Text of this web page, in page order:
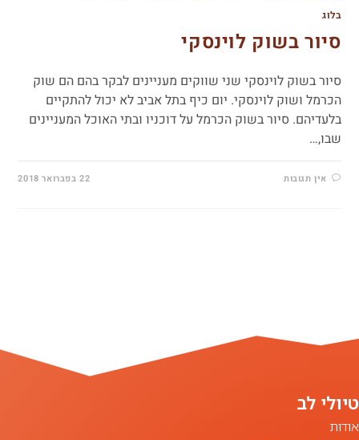
בלוג
סיור בשוק לוינסקי
סיור בשוק לוינסקי שני שווקים מעניינים לבקר בהם הם שוק
הכרמל ושוק לוינסקי. יום כיף בתל אביב לא יכול להתקיים
בלעדיהם. סיור בשוק הכרמל על דוכניו ובתי האוכל המעניינים
שבו,…
אין תגובות 22 בפברואר 2018
אודות